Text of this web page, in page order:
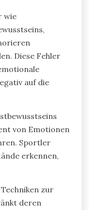
wie
Diese Fehler
auf die
von Emotionen
Sportler
erkennen,
zur
deren